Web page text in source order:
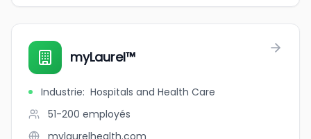
myLaurel™
Industrie: Hospitals and Health Care
51-200 employés
mylaurelhealth.com